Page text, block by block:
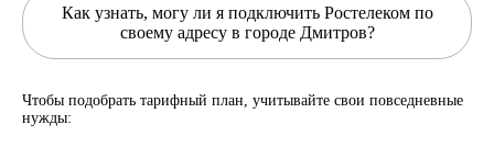
Как узнать, могу ли я подключить Ростелеком по
своему адресу в городе Дмитров?
Чтобы подобрать тарифный план, учитывайте свои повседневные
нужды: